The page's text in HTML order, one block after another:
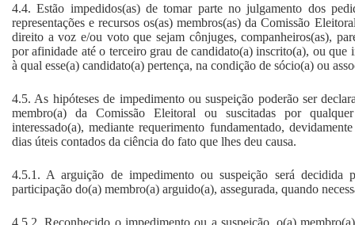
4.4. Estão impedidos(as) de tomar parte no julgamento dos
representações e recursos os(as) membros(as) da Comissão
direito a voz e/ou voto que sejam cônjuges, companheiros(as),
por afinidade até o terceiro grau de candidato(a) inscrito(a), ou que
à qual esse(a) candidato(a) pertença, na condição de sócio(a) ou
4.5. As hipóteses de impedimento ou suspeição poderão ser
membro(a) da Comissão Eleitoral ou suscitadas por
interessado(a), mediante requerimento fundamentado,
dias úteis contados da ciência do fato que lhes deu causa.
4.5.1. A arguição de impedimento ou suspeição será decidida
participação do(a) membro(a) arguido(a), assegurada, quando
4.5.2. Reconhecido o impedimento ou a suspeição, o(a)